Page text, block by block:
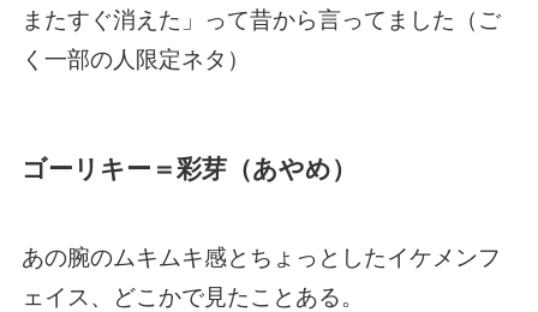
またすぐ消えた」って昔から言ってました（ご
く一部の人限定ネタ）
ゴーリキー＝彩芽（あやめ）
あの腕のムキムキ感とちょっとしたイケメンフ
ェイス、どこかで見たことある。